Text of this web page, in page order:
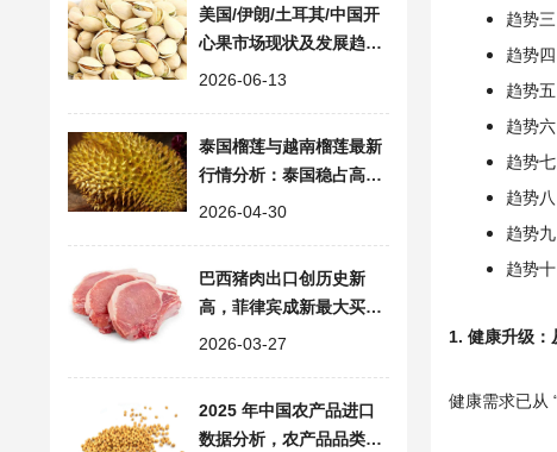
美国/伊朗/土耳其/中国开
心果市场现状及发展趋势
分析
2026-06-13
泰国榴莲与越南榴莲最新
行情分析：泰国稳占高端
榴莲市场，越南价高波动
2026-04-30
巴西猪肉出口创历史新
高，菲律宾成新最大买
家，全球排名升至第三
2026-03-27
2025 年中国农产品进口
数据分析，农产品品类、
趋势
趋势
趋势
趋势
趋势
趋势
趋势
趋势
1. 健康升级：
健康需求已从